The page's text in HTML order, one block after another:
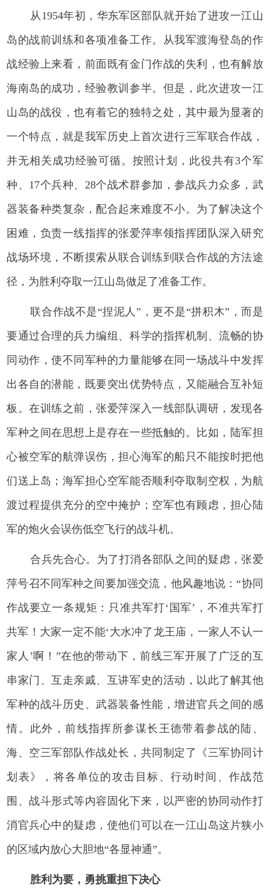
从1954年初，华东军区部队就开始了进攻一江山
岛的战前训练和各项准备工作。从我军渡海登岛的作
战经验上来看，前面既有金门作战的失利，也有解放
海南岛的成功，经验教训参半。但是，此次进攻一江
山岛的战役，也有着它的独特之处，其中最为显著的
一个特点，就是我军历史上首次进行三军联合作战，
并无相关成功经验可循。按照计划，此役共有3个军
种、17个兵种、28个战术群参加，参战兵力众多，武
器装备种类复杂，配合起来难度不小。为了解决这个
困难，负责一线指挥的张爱萍率领指挥团队深入研究
战场环境，不断摸索从联合训练到联合作战的方法途
径，为胜利夺取一江山岛做足了准备工作。
联合作战不是“捏泥人”，更不是“拼积木”，而是
要通过合理的兵力编组、科学的指挥机制、流畅的协
同动作，使不同军种的力量能够在同一场战斗中发挥
出各自的潜能，既要突出优势特点，又能融合互补短
板。在训练之前，张爱萍深入一线部队调研，发现各
军种之间在思想上是存在一些抵触的。比如，陆军担
心被空军的航弹误伤，担心海军的船只不能按时把他
们送上岛；海军担心空军能否顺利夺取制空权，为航
渡过程提供充分的空中掩护；空军也有顾虑，担心陆
军的炮火会误伤低空飞行的战斗机。
合兵先合心。为了打消各部队之间的疑虑，张爱
萍号召不同军种之间要加强交流，他风趣地说：“协同
作战要立一条规矩：只准共军打‘国军’，不准共军打
共军！大家一定不能‘大水冲了龙王庙，一家人不认一
家人’啊！”在他的带动下，前线三军开展了广泛的互
串家门、互走亲戚、互讲军史的活动，以此了解其他
军种的战斗历史、武器装备性能，增进官兵之间的感
情。此外，前线指挥所参谋长王德带着参战的陆、
海、空三军部队作战处长，共同制定了《三军协同计
划表》，将各单位的攻击目标、行动时间、作战范
围、战斗形式等内容固化下来，以严密的协同动作打
消官兵心中的疑虑，使他们可以在一江山岛这片狭小
的区域内放心大胆地“各显神通”。
胜利为要，勇挑重担下决心